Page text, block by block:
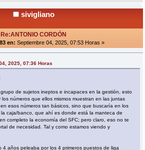
sivigliano
Re:ANTONIO CORDÓN
en: Septiembre 04, 2025, 07:53 Horas »
2025, 07:36 Horas
de sujetos ineptos e incapaces en la gestión, esto
números que ellos mismos muestran en las juntas
esos números tan básicos, sino que buscaría en los
caja/banco, que ahí es donde está la manteca de
completo la economía del SFC; pero claro, eso no te
de necesidad. Tal y como estamos viendo y
4 años peleaba por los 4 primeros puestos de liga